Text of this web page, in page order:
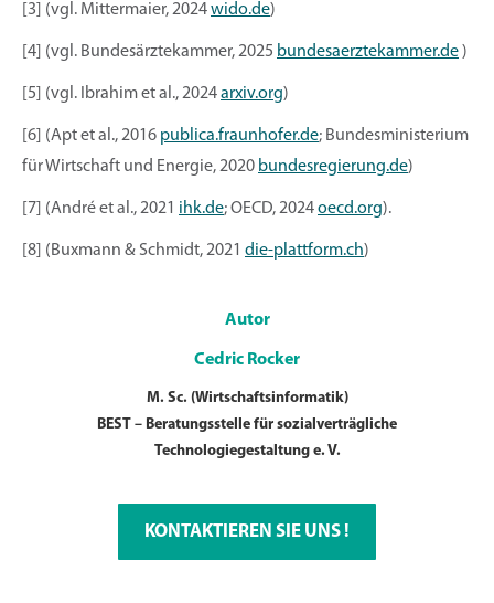
[3] (vgl. Mittermaier, 2024wido.de)
[4] (vgl. Bundesärztekammer, 2025 bundesaerztekammer.de )
[5] (vgl. Ibrahim et al., 2024arxiv.org)
[6] (Apt et al., 2016 publica.fraunhofer.de; Bundesministerium
für Wirtschaft und Energie, 2020 bundesregierung.de)
[7] (André et al., 2021 ihk.de; OECD, 2024oecd.org).
[8] (Buxmann & Schmidt, 2021 die-plattform.ch)
Autor
Cedric Rocker
M. Sc. (Wirtschaftsinformatik)
BEST – Beratungsstelle für sozialverträgliche
Technologiegestaltung e. V.
KONTAKTIEREN SIE UNS !